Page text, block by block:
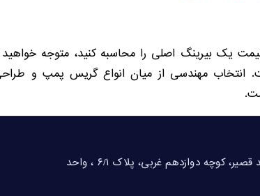
یک بیرینگ اصلی را محاسبه کنید، متوجه
انتخاب مهندسی از میان انواع گریس پمپ و
تهران، خیابان شهید بهشتی، خیابان احمد قصیر، کوچه دوازدهم غربی، پلاک ۶/۱ ، واحد